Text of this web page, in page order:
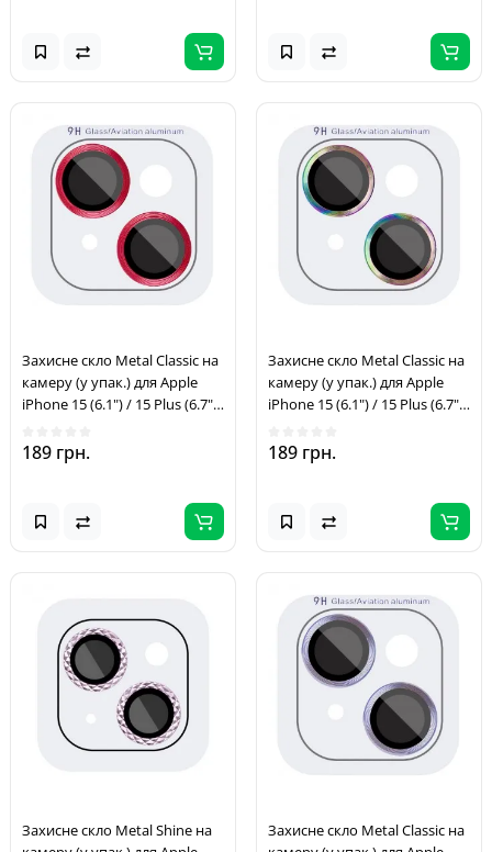
Захисне скло Metal Classic на
камеру (у упак.) для Apple
iPhone 15 (6.1") / 15 Plus (6.7")
189 грн.
Захисне скло Metal Classic на
камеру (у упак.) для Apple
iPhone 15 (6.1") / 15 Plus (6.7")
189 грн.
Захисне скло Metal Shine на
Захисне скло Metal Classic на